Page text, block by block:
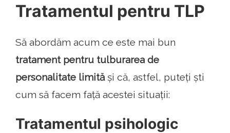
Tratamentul pentru TLP
Să abordăm acum ce este mai bun
tratament pentru tulburarea de
personalitate limităși că, astfel, puteți ști
cum să facem față acestei situații:
Tratamentul psihologic